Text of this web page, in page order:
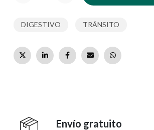
DIGESTIVO TRÁNSITO
Envío gratuito